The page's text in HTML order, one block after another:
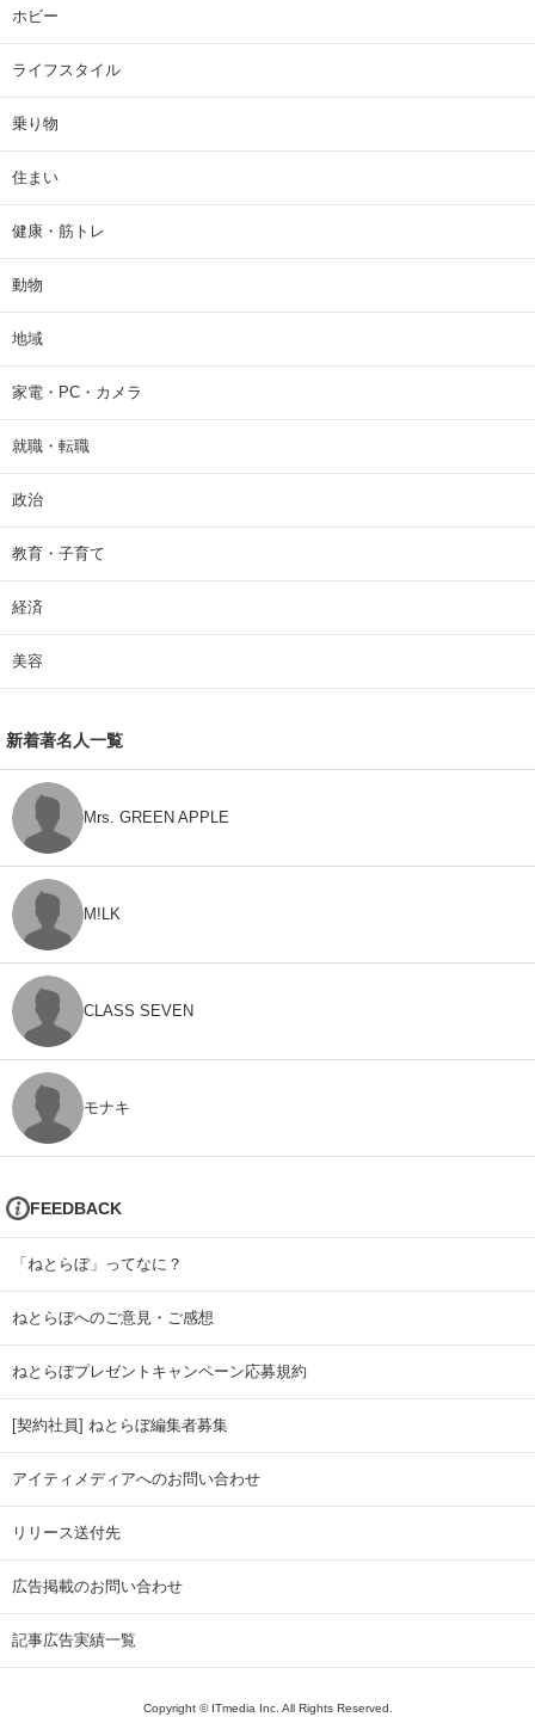
ホビー
ライフスタイル
乗り物
住まい
健康・筋トレ
動物
地域
家電・PC・カメラ
就職・転職
政治
教育・子育て
経済
美容
新着著名人一覧
Mrs. GREEN APPLE
M!LK
CLASS SEVEN
モナキ
FEEDBACK
「ねとらぼ」ってなに？
ねとらぼへのご意見・ご感想
ねとらぼプレゼントキャンペーン応募規約
[契約社員] ねとらぼ編集者募集
アイティメディアへのお問い合わせ
リリース送付先
広告掲載のお問い合わせ
記事広告実績一覧
Copyright © ITmedia Inc. All Rights Reserved.